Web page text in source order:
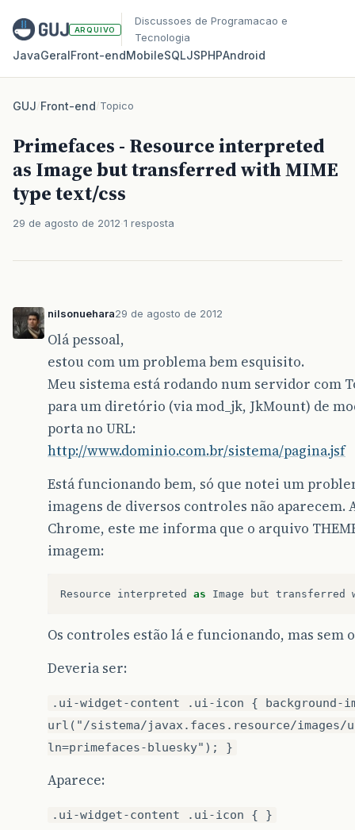
ARQUIVO
Discussoes de Programacao e
Tecnologia
JavaGeralFront‑endMobileSQLJSPHPAndroid
GUJ/Front-end/Topico
Primefaces - Resource interpreted
as Image but transferred with MIME
type text/css
29 de agosto de 2012 1 resposta
nilsonuehara29 de agosto de 2012
Olá pessoal,
estou com um problema bem esquisito.
Meu sistema está rodando num servidor com
para um diretório (via mod_jk, JkMount) de
porta no URL:
http://www.dominio.com.br/sistema/pagina.jsf
Está funcionando bem, só que notei um
imagens de diversos controles não
Chrome, este me informa que o arquivo
imagem:
Resource interpreted as Image but transferred
Os controles estão lá e funcionando, mas sem
Deveria ser:
.ui-widget-content .ui-icon { background-
url("/sistema/javax.faces.resource/images/
ln=primefaces-bluesky"); }
Aparece:
.ui-widget-content .ui-icon { }